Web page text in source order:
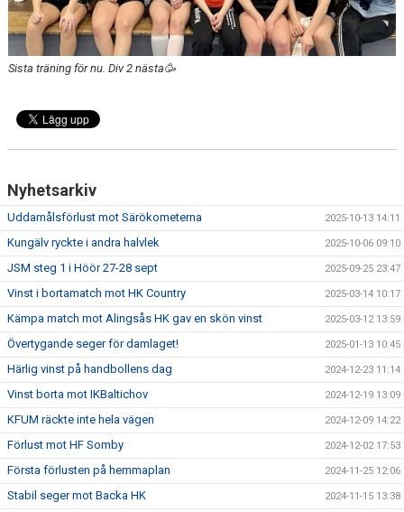
KONTAKT
MATCHER
Sista träning för nu. Div 2 nästa🥳
Nyhetsarkiv
Uddamålsförlust mot Särökometerna 2025-10-13 14:11
Kungälv ryckte i andra halvlek 2025-10-06 09:10
JSM steg 1 i Höör 27-28 sept 2025-09-25 23:47
Vinst i bortamatch mot HK Country 2025-03-14 10:17
Kämpa match mot Alingsås HK gav en skön vinst 2025-03-12 13:59
Övertygande seger för damlaget! 2025-01-13 10:45
Härlig vinst på handbollens dag 2024-12-23 11:14
Vinst borta mot IKBaltichov 2024-12-19 13:09
KFUM räckte inte hela vägen 2024-12-09 14:22
Förlust mot HF Somby 2024-12-02 17:53
Första förlusten på hemmaplan 2024-11-25 12:06
Stabil seger mot Backa HK 2024-11-15 13:38